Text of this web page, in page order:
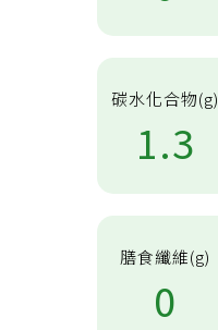
碳水化合物(g)
1.3
膳食纖維(g)
0